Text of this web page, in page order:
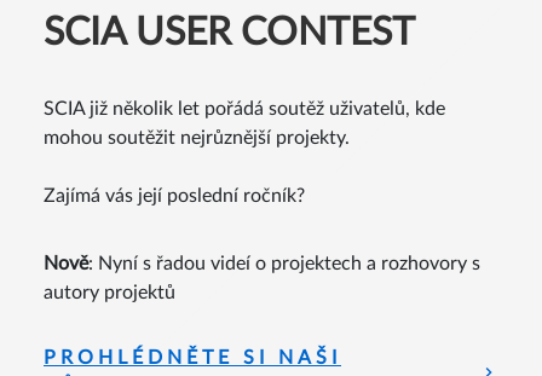
SCIA USER CONTEST
SCIA již několik let pořádá soutěž uživatelů, kde
mohou soutěžit nejrůznější projekty.
Zajímá vás její poslední ročník?
Nově: Nyní s řadou videí o projektech a rozhovory s
autory projektů
PROHLÉDNĚTE SI NAŠI